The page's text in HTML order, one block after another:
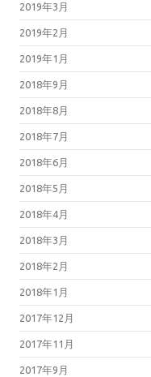
2019年3月
2019年2月
2019年1月
2018年9月
2018年8月
2018年7月
2018年6月
2018年5月
2018年4月
2018年3月
2018年2月
2018年1月
2017年12月
2017年11月
2017年9月